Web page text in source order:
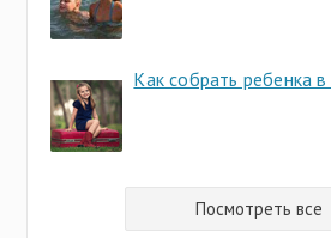
Как собрать ребенка в
Посмотреть все